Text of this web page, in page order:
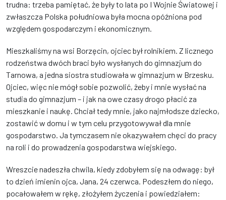
trudna: trzeba pamiętać, że były to lata po I Wojnie Światowej i
zwłaszcza Polska południowa była mocna opóźniona pod
względem gospodarczym i ekonomicznym.
Mieszkaliśmy na wsi Borzęcin, ojciec był rolnikiem. Z licznego
rodzeństwa dwóch braci było wysłanych do gimnazjum do
Tarnowa, a jedna siostra studiowała w gimnazjum w Brzesku.
Ojciec, więc nie mógł sobie pozwolić, żeby i mnie wysłać na
studia do gimnazjum – i jak na owe czasy drogo płacić za
mieszkanie i naukę. Chciał tedy mnie, jako najmłodsze dziecko,
zostawić w domu i w tym celu przygotowywał dla mnie
gospodarstwo. Ja tymczasem nie okazywałem chęci do pracy
na roli i do prowadzenia gospodarstwa wiejskiego.
Wreszcie nadeszła chwila, kiedy zdobyłem się na odwagę: był
to dzień imienin ojca, Jana, 24 czerwca. Podeszłem do niego,
pocałowałem w rękę, złożyłem życzenia i powiedziałem: